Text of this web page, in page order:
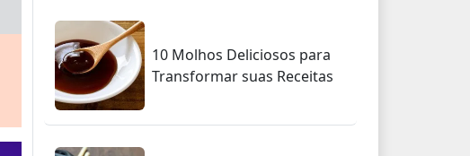
10 Molhos Deliciosos para
Transformar suas Receitas